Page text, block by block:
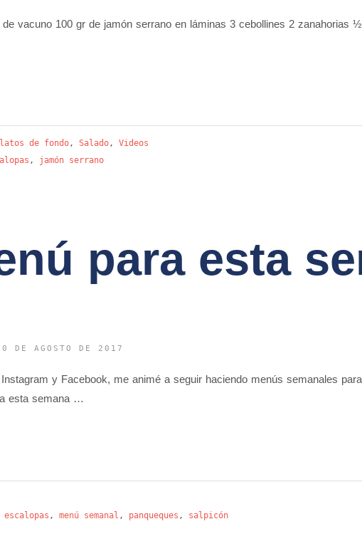
de vacuno 100 gr de jamón serrano en láminas 3 cebollines 2 zanahorias
de fondo , Salado , Videos
, jamón serrano
para esta
DE AGOSTO DE 2017
y Facebook, me animé a seguir haciendo menús semanales
esta semana …
escalopas , menú semanal , panqueques , salpicón